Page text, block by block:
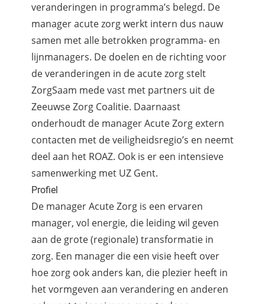
veranderingen in programma’s belegd. De
manager acute zorg werkt intern dus nauw
samen met alle betrokken programma- en
lijnmanagers. De doelen en de richting voor
de veranderingen in de acute zorg stelt
ZorgSaam mede vast met partners uit de
Zeeuwse Zorg Coalitie. Daarnaast
onderhoudt de manager Acute Zorg extern
contacten met de veiligheidsregio’s en neemt
deel aan het ROAZ. Ook is er een intensieve
samenwerking met UZ Gent.
Profiel
De manager Acute Zorg is een ervaren
manager, vol energie, die leiding wil geven
aan de grote (regionale) transformatie in
zorg. Een manager die een visie heeft over
hoe zorg ook anders kan, die plezier heeft in
het vormgeven aan verandering en anderen